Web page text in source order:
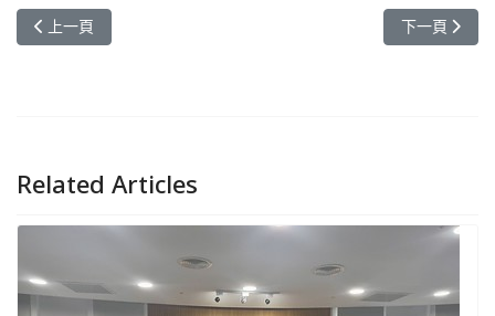
上一篇文章: 元智大學攜手中強光電 培育光電與管理人才 成果豐碩
上一頁 下一篇文章:
下一頁
Related Articles